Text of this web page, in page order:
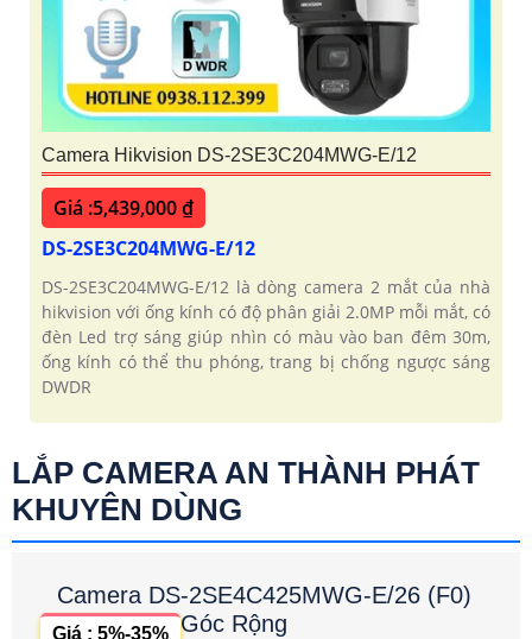
Camera Hikvision DS-2SE3C204MWG-E/12
Giá :5,439,000 ₫
DS-2SE3C204MWG-E/12
DS-2SE3C204MWG-E/12 là dòng camera 2 mắt của nhà
hikvision với ống kính có độ phân giải 2.0MP mỗi mắt, có
đèn Led trợ sáng giúp nhìn có màu vào ban đêm 30m,
ống kính có thể thu phóng, trang bị chống ngược sáng
DWDR
LẮP CAMERA AN THÀNH PHÁT
KHUYÊN DÙNG
Camera DS-2SE4C425MWG-E/26 (F0)
Góc Rộng
Giá : 5%-35%